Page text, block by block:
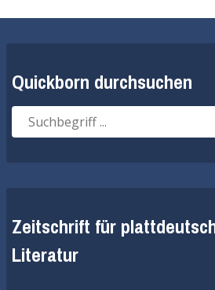
Quickborn durchsuchen
Suche
nach:
Zeitschrift für
Literatur